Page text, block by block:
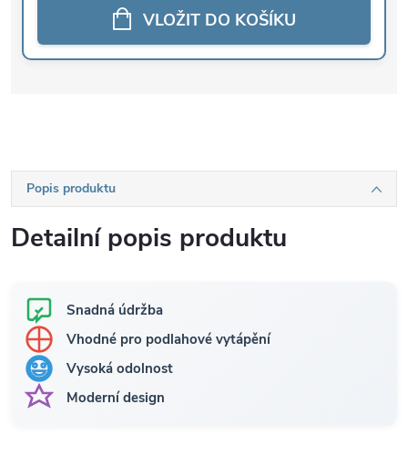
VLOŽIT DO KOŠÍKU
Popis produktu
Detailní popis produktu
Snadná údržba
Vhodné pro podlahové vytápění
Vysoká odolnost
Moderní design